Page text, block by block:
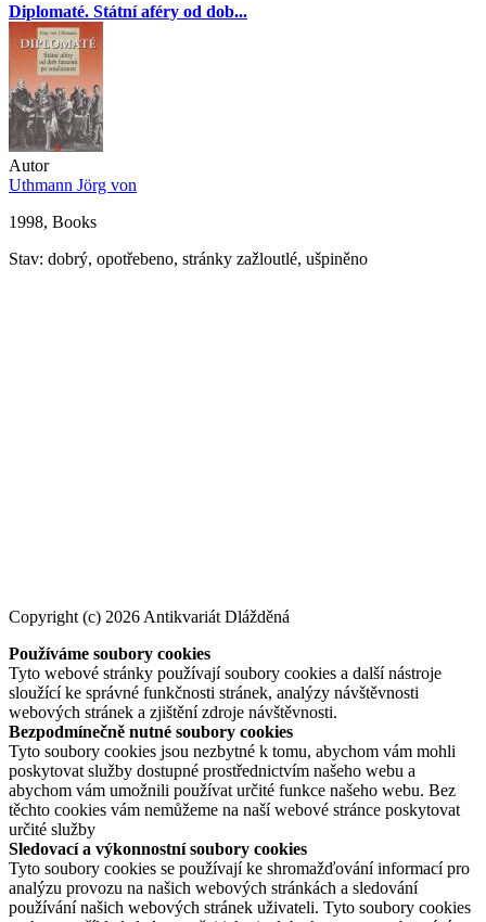
Diplomaté. Státní aféry od dob...
Autor
Uthmann Jörg von
1998, Books
Stav: dobrý, opotřebeno, stránky zažloutlé, ušpiněno
Copyright (c) 2026 Antikvariát Dlážděná
Používáme soubory cookies
Tyto webové stránky používají soubory cookies a další nástroje
sloužící ke správné funkčnosti stránek, analýzy návštěvnosti
webových stránek a zjištění zdroje návštěvnosti.
Bezpodmínečně nutné soubory cookies
Tyto soubory cookies jsou nezbytné k tomu, abychom vám mohli
poskytovat služby dostupné prostřednictvím našeho webu a
abychom vám umožnili používat určité funkce našeho webu. Bez
těchto cookies vám nemůžeme na naší webové stránce poskytovat
určité služby
Sledovací a výkonnostní soubory cookies
Tyto soubory cookies se používají ke shromažďování informací pro
analýzu provozu na našich webových stránkách a sledování
používání našich webových stránek uživateli. Tyto soubory cookies